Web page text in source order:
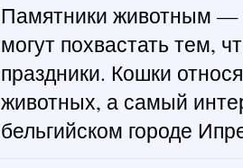
Памятники животным —
могут похвастать тем,
праздники. Кошки
животных, а самый
бельгийском городе